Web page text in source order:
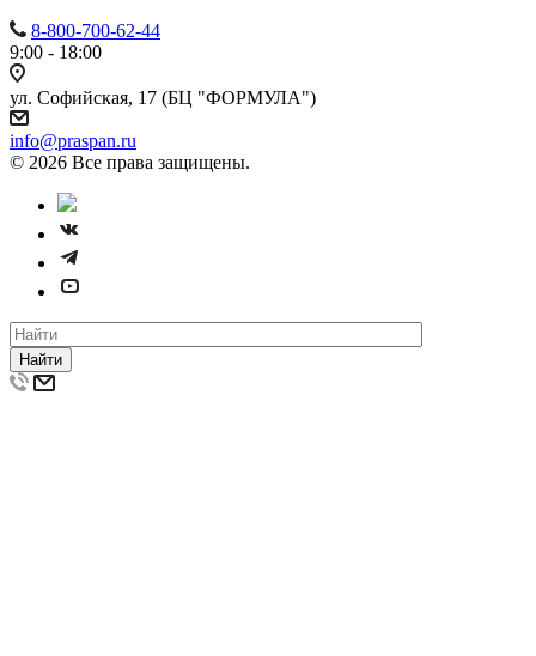
8-800-700-62-44
9:00 - 18:00
ул. Софийская, 17 (БЦ "ФОРМУЛА")
info@praspan.ru
© 2026 Все права защищены.
Найти